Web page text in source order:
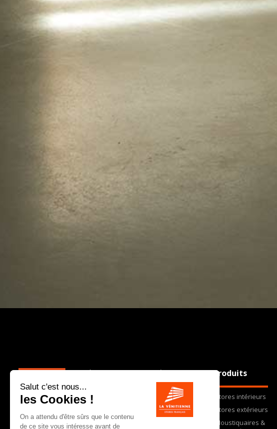
La Vénitienne est une PME charentaise qui,
depuis 30 ans, conçoit, fabrique et
commercialise dans toute la France des
stores et autres équipements de protection
solaire et lumineuse. En choisissant La
Vénitienne, vous faites le choix d’un
partenaire qui vous garantit un produit de
Produits
Stores intérieurs
Stores extérieurs
Moustiquaires &